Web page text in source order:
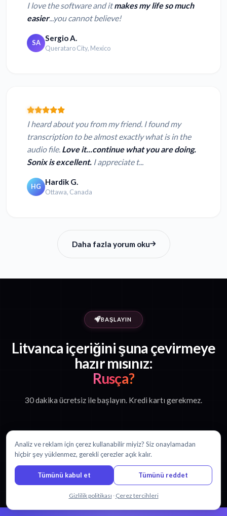
I love the software and itmakes my life so much
easier...you cannot believe!
SA Sergio A.
Querataro City, Mexico
I heard about you from my friend. I found my
transcription to be almost exactly what is in the
audio file. Love it...continue what you are doing.
Sonix is excellent. I appreciate t...
HG Hardik G.
Ottawa, Canada
Daha fazla yorum oku
BAŞLAYIN
Litvanca içeriğini şuna çevirmeye
hazır mısınız:
Rusça?
30 dakika ücretsiz ile başlayın. Kredi kartı gerekmez.
Ücretsiz çevirmeye başla
Fiyatlandırmayı görüntüle
Bizimle sohbet edin
Analiz ve reklam için çerez kullanabilir miyiz? Siz onaylamadan
hiçbir şey yüklenmez, gerekli çerezler açık kalır.
Tümünü kabul et Tümünü reddet
Gizlilik politikası · Çerez tercihleri